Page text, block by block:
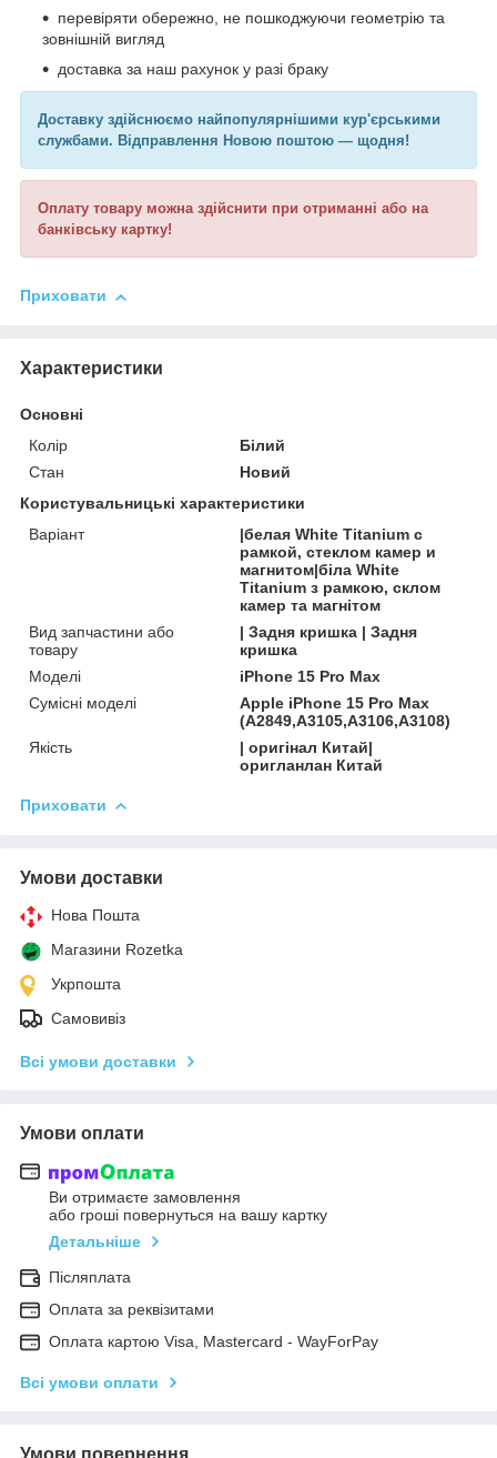
перевіряти обережно, не пошкоджуючи геометрію та
зовнішній вигляд
доставка за наш рахунок у разі браку
Доставку здійснюємо найпопулярнішими кур'єрськими
службами. Відправлення Новою поштою — щодня!
Оплату товару можна здійснити при отриманні або на
банківську картку!
Приховати
Характеристики
Основні
Колір
Білий
Стан
Новий
Користувальницькі характеристики
Варіант
|белая White Titanium с
рамкой, стеклом камер и
магнитом|біла White
Titanium з рамкою, склом
камер та магнітом
Вид запчастини або
товару
| Задня кришка | Задня
кришка
Моделі
iPhone 15 Pro Max
Сумісні моделі
Apple iPhone 15 Pro Max
(A2849,A3105,A3106,A3108)
Якість
| оригінал Китай|
оригланлан Китай
Приховати
Умови доставки
Нова Пошта
Магазини Rozetka
Укрпошта
Самовивіз
Всі умови доставки
Умови оплати
Ви отримаєте замовлення
або гроші повернуться на вашу картку
Детальніше
Післяплата
Оплата за реквізитами
Оплата картою Visa, Mastercard - WayForPay
Всі умови оплати